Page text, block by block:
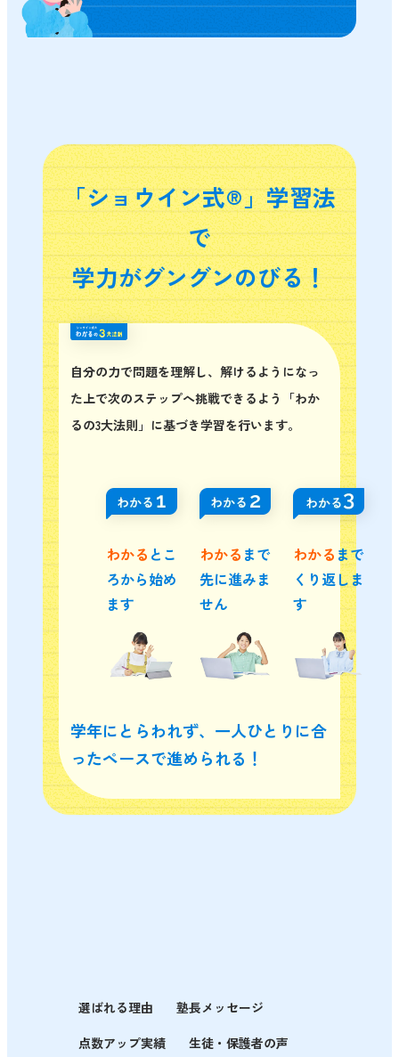
「ショウイン式®」学習法
で
学力がグングンのびる！
自分の力で問題を理解し、解けるようになっ
た上で次のステップへ挑戦できるよう「わか
るの3大法則」に基づき学習を行います。
わかる とこ
ろから始め
ます
わかる まで
先に進みま
せん
わかる まで
くり返しま
す
学年にとらわれず、一人ひとりに合
ったペースで進められる！
選ばれる理由
塾長メッセージ
点数アップ実績
生徒・保護者の声